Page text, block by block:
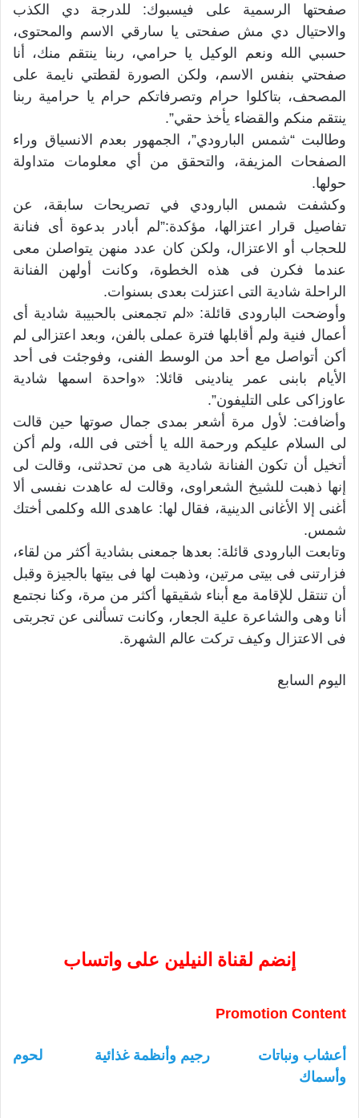
صفحتها الرسمية على فيسبوك: للدرجة دي الكذب
والاحتيال دي مش صفحتى يا سارقي الاسم والمحتوى،
حسبي الله ونعم الوكيل يا حرامي، ربنا ينتقم منك، أنا
صفحتي بنفس الاسم، ولكن الصورة لقطتي نايمة على
المصحف، بتاكلوا حرام وتصرفاتكم حرام يا حرامية ربنا
ينتقم منكم والقضاء يأخذ حقي”.
وطالبت “شمس البارودي”، الجمهور بعدم الانسياق وراء
الصفحات المزيفة، والتحقق من أي معلومات متداولة
حولها.
وكشفت شمس البارودي في تصريحات سابقة، عن
تفاصيل قرار اعتزالها، مؤكدة:”لم أبادر بدعوة أى فنانة
للحجاب أو الاعتزال، ولكن كان عدد منهن يتواصلن معى
عندما فكرن فى هذه الخطوة، وكانت أولهن الفنانة
الراحلة شادية التى اعتزلت بعدى بسنوات.
وأوضحت البارودى قائلة: «لم تجمعنى بالحبيبة شادية أى
أعمال فنية ولم أقابلها فترة عملى بالفن، وبعد اعتزالى لم
أكن أتواصل مع أحد من الوسط الفنى، وفوجئت فى أحد
الأيام بابنى عمر ينادينى قائلا: «واحدة اسمها شادية
عاوزاكى على التليفون”.
وأضافت: لأول مرة أشعر بمدى جمال صوتها حين قالت
لى السلام عليكم ورحمة الله يا أختى فى الله، ولم أكن
أتخيل أن تكون الفنانة شادية هى من تحدثنى، وقالت لى
إنها ذهبت للشيخ الشعراوى، وقالت له عاهدت نفسى ألا
أغنى إلا الأغانى الدينية، فقال لها: عاهدى الله وكلمى أختك
شمس.
وتابعت البارودى قائلة: بعدها جمعنى بشادية أكثر من لقاء،
فزارتنى فى بيتى مرتين، وذهبت لها فى بيتها بالجيزة وقبل
أن تنتقل للإقامة مع أبناء شقيقها أكثر من مرة، وكنا نجتمع
أنا وهى والشاعرة علية الجعار، وكانت تسألنى عن تجربتى
فى الاعتزال وكيف تركت عالم الشهرة.
اليوم السابع
إنضم لقناة النيلين على واتساب
Promotion Content
أعشاب ونباتات رجيم وأنظمة غذائية
لحوم
وأسماك